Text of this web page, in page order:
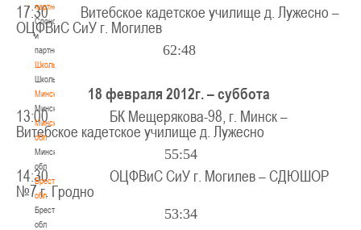
партнеры
Спонсоры
и
партнеры
Школы
Школы
Минск
Минск
Минская
обл
Минская
обл
Брестская
обл
Брестская
обл
17:30 Витебское кадетское училище д. Лужесно –
ОЦФВиС СиУ г. Могилев
62:48
18 февраля 2012г. – суббота
13:00 БК Мещерякова-98, г. Минск –
Витебское кадетское училище д. Лужесно
55:54
14:30 ОЦФВиС СиУ г. Могилев – СДЮШОР
№7 г. Гродно
53:34